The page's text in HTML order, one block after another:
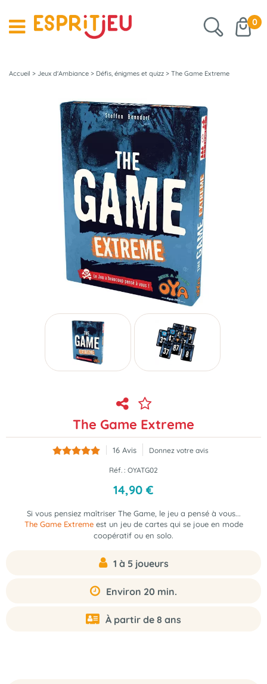
0
Accueil > Jeux d'Ambiance > Défis, énigmes et quizz > The Game Extreme
The Game Extreme
16 Avis Donnez votre avis
Réf. : OYATG02
14,90 €
Si vous pensiez maîtriser The Game, le jeu a pensé à vous...
The Game Extremeest un jeu de cartes qui se joue en mode
coopératif ou en solo.
1 à 5 joueurs
Environ 20 min.
À partir de 8 ans